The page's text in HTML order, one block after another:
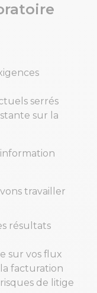
serrés
sur la
travailler
résultats
sur vos flux
facturation
de litige